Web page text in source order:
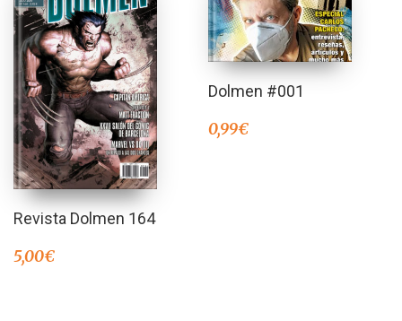
Revista Dolmen 164
5,00€
Dolmen #001
0,99€